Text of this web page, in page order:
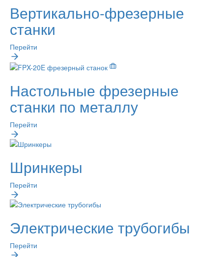
Вертикально-фрезерные
станки
Перейти
Настольные фрезерные
станки по металлу
Перейти
Шринкеры
Перейти
Электрические трубогибы
Перейти